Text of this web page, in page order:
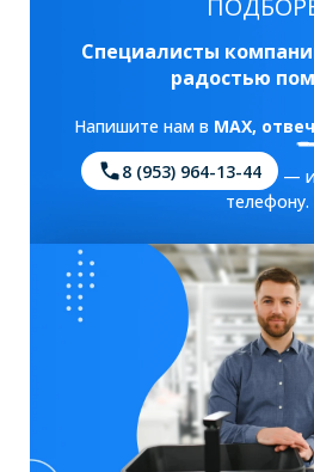
Специалисты
радостью
Напишите нам в MAX,
8 (953) 964-13-44
—
телефону.